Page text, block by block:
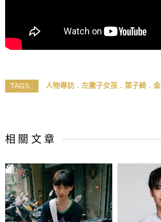
TAGS : 人物專訪 左撇子女孩 葉子綺
相 關 文 章